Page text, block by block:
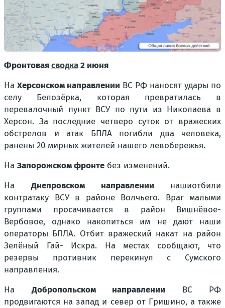
Фронтоваясводка2 июня
На Херсонском направлении ВС РФ наносят удары по
селу Белозёрка, которая превратилась в
перевалочный пункт ВСУ по пути из Николаева в
Херсон. За последние четверо суток от вражеских
обстрелов и атак БПЛА погибли два человека,
ранены 20 мирных жителей нашего левобережья.
На Запорожском фронте без изменений.
НаДнепровском направлении нашиотбили
контратаку ВСУ в районе Волчьего. Враг малыми
группами просачивается в район Вишнёвое-
Вербовое, однако накопиться им не дают наши
операторы БПЛА. Отбит вражеский накат на район
Зелёный Гай- Искра. На местах сообщают, что
резервы противник перекинул с Сумского
направления.
НаДобропольском направлении ВС РФ
продвигаются на запад и север от Гришино, а также